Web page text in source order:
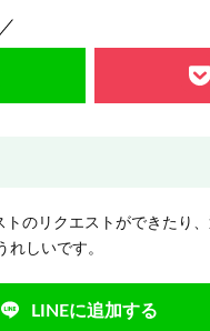
のリクエストができたり
しいです。
LINEに追加する